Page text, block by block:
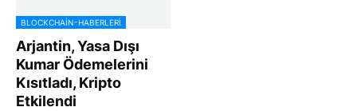
BLOCKCHAIN-HABERLERI
Arjantin, Yasa Dışı
Kumar Ödemelerini
Kısıtladı, Kripto
Etkilendi